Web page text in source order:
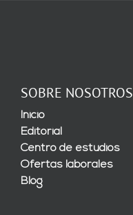
SOBRE NOSOTROS
Inicio
Editorial
Centro de estudios
Ofertas laborales
Blog